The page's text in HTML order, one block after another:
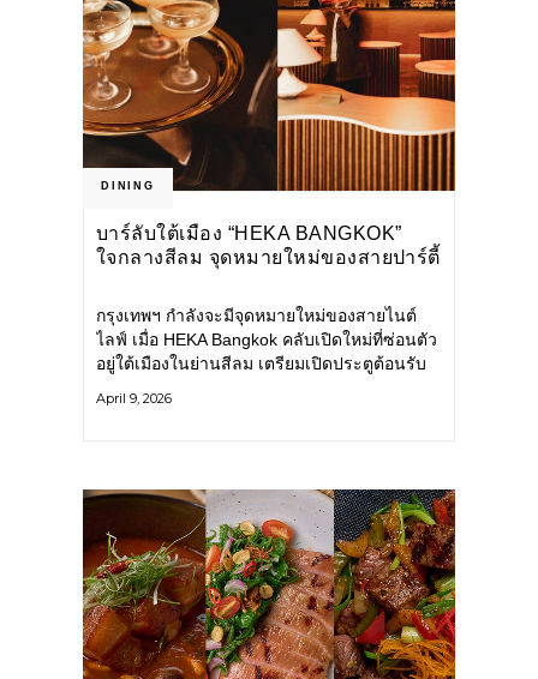
DINING
บาร์ลับใต้เมือง “HEKA BANGKOK”
ใจกลางสีลม จุดหมายใหม่ของสายปาร์ตี้
กรุงเทพฯ กำลังจะมีจุดหมายใหม่ของสายไนต์
ไลฟ์ เมื่อ HEKA Bangkok คลับเปิดใหม่ที่ซ่อนตัว
อยู่ใต้เมืองในย่านสีลม เตรียมเปิดประตูต้อนรับ
โลกอีกมิติที่ผสานทั้งดีไซน์ ดนตรี และ
April 9, 2026